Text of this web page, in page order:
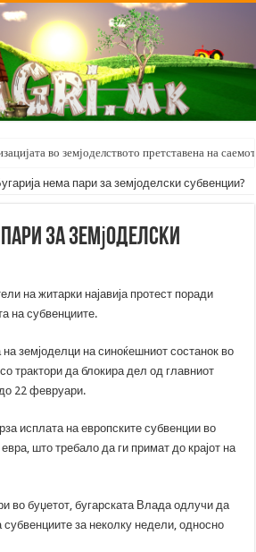
во земјоделството претставена на
нема пари за земјоделски субвенции?
за земјоделски
на житарки најавија протест поради
на субвенциите.
на земјоделци на синоќешниот состанок во
трактори да блокира дел од главниот
22 февруари.
исплата на европските субвенции во
што требало да ги примат до крајот на
во буџетот, бугарската Влада одлучи да
субвенциите за неколку недели, односно